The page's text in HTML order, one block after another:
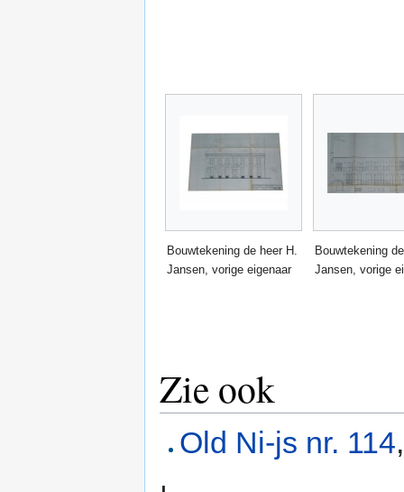
Bouwtekening de heer H.
Jansen, vorige eigenaar
Bouwtekening
Jansen, vorige
Zie ook
Old Ni-js nr. 114